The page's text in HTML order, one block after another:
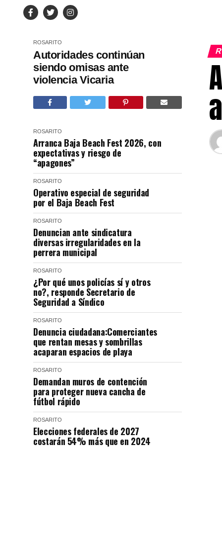
ROSARITO
Autoridades continúan
siendo omisas ante
violencia Vicaria
ROSARITO
Arranca Baja Beach Fest 2026, con
expectativas y riesgo de
“apagones”
ROSARITO
Operativo especial de seguridad
por el Baja Beach Fest
ROSARITO
Denuncian ante sindicatura
diversas irregularidades en la
perrera municipal
ROSARITO
¿Por qué unos policías sí y otros
no?, responde Secretario de
Seguridad a Síndico
ROSARITO
Denuncia ciudadana:Comerciantes
que rentan mesas y sombrillas
acaparan espacios de playa
ROSARITO
Demandan muros de contención
para proteger nueva cancha de
fútbol rápido
ROSARITO
Elecciones federales de 2027
costarán 54% más que en 2024